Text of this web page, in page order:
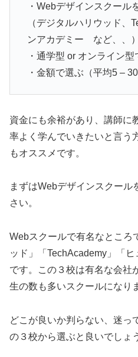
・Webデザインスクール
（デジタルハリウッド、
ンアカデミー など、、）
・通学型 or オンライン型
・金額で選ぶ（平均5 – 30
資金にも余裕があり、講師に
率よく学んでいきたいと言う
もオススメです。
まずはWebデザインスクール
さい。
Webスクールで有名なところ
ッド」「TechAcademy」「
です。この３校は有名な会社
生の数も多いスクールになり
どこが良いか判らない、迷っ
の３校から選ぶと良いでしょ